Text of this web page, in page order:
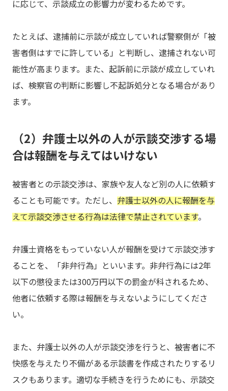
に応じて、示談成立の影響力が変わるためです。
たとえば、逮捕前に示談が成立していれば警察側が「被
害者側はすでに許している」と判断し、逮捕されない可
能性が高まります。また、起訴前に示談が成立していれ
ば、検察官の判断に影響し不起訴処分となる場合があり
ます。
（2）弁護士以外の人が示談交渉する場
合は報酬を与えてはいけない
被害者との示談交渉は、家族や友人など別の人に依頼す
ることも可能です。ただし、 弁護士以外の人に報酬を与
えて示談交渉させる行為は法律で禁止されています。
弁護士資格をもっていない人が報酬を受けて示談交渉す
ることを、「非弁行為」といいます。非弁行為には2年
以下の懲役または300万円以下の罰金が科されるため、
他者に依頼する際は報酬を与えないようにしてくださ
い。
また、弁護士以外の人が示談交渉を行うと、被害者に不
快感を与えたり不備がある示談書を作成されたりするリ
スクもあります。適切な手続きを行うためにも、示談交